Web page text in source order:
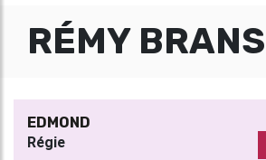
RÉMY BRANS
EDMOND
Régie